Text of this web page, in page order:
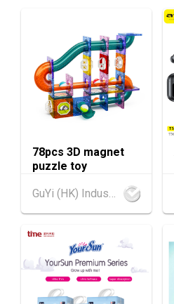
AUG
香港
13.08.2026 -
國際現代化中醫藥及
會議展覽中心)
13-17
AUG
香港
13.08.2026 -
香港貿發局美與健生
13-17
AUG
香港
13.08.2026 -
香港貿發局美食博覽
13-17
AUG
13.08.2026 -
覽中心)
25-27
AUG
中國內地
中國國際紡織⾯料及
6年8月25至27日)
78pcs 3D magnet
puzzle toy
GuYi (HK) Industrial Co.,Limited